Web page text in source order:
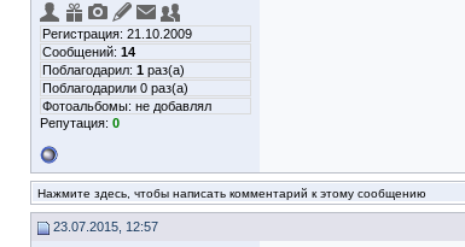
Регистрация: 21.10.2009
Сообщений: 14
Поблагодарил: 1 раз(а)
Поблагодарили 0 раз(а)
Фотоальбомы: не добавлял
Репутация: 0
Нажмите здесь, чтобы написать комментарий к этому сообщению
23.07.2015, 12:57